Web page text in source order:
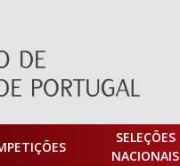
SELEÇÕES
NACIONAIS